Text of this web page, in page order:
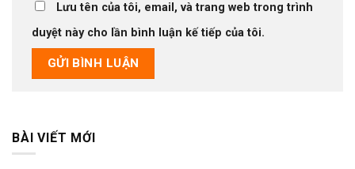
Lưu tên của tôi, email, và trang web trong trình
duyệt này cho lần bình luận kế tiếp của tôi.
BÀI VIẾT MỚI